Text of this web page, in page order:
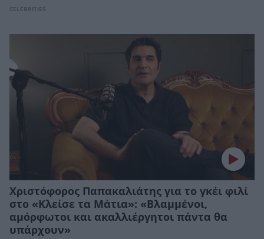
CELEBRITIES
Χριστόφορος Παπακαλιάτης για το γκέι φιλί
στο «Κλείσε τα Μάτια»: «Βλαμμένοι,
αμόρφωτοι και ακαλλιέργητοι πάντα θα
υπάρχουν»